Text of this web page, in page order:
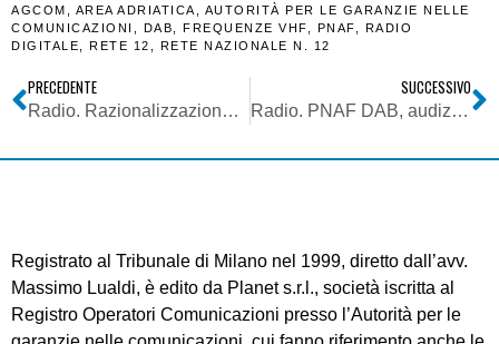
AGCOM , AREA ADRIATICA, AUTORITÀ PER LE GARANZIE NELLE
COMUNICAZIONI
, DAB, FREQUENZE VHF, PNAF,
RADIO
DIGITALE, RETE 12 , RETE NAZIONALE N. 12
PRECEDENTE
Radio. Razionalizzazione della banda FM: si comincia a pensare agli indennizzi per gli spegnimenti volontari, come per il DTT
SUCCESSIVO
Radio. PNAF DAB, audizioni Agcom, CNRTv: puntare a bacini geografici e non amministrativi, più reti sub-regionali e banda VHF solo per radio
Registrato al Tribunale di Milano nel 1999, diretto dall’avv.
Massimo Lualdi, è edito da Planet s.r.l., società iscritta al
Registro Operatori Comunicazioni presso l’Autorità per le